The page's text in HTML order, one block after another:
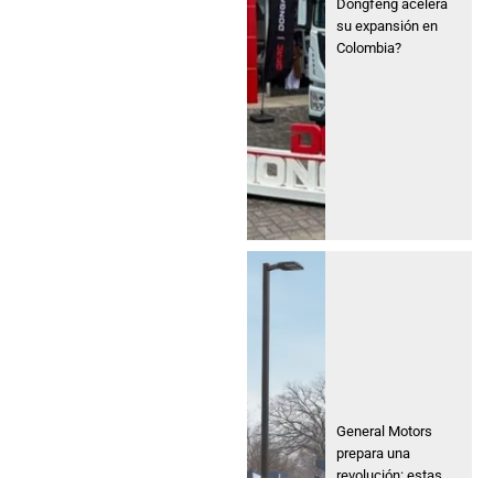
Dongfeng acelera
su expansión en
Colombia?
General Motors
prepara una